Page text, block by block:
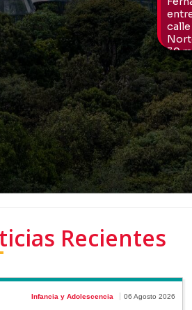
Recientes
Infancia y Adolescencia 06 Agosto 2026